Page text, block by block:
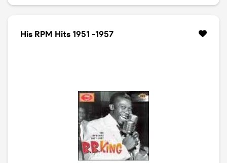
His RPM Hits 1951 -1957